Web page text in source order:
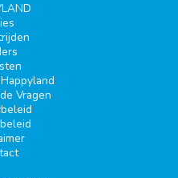
Vragen